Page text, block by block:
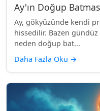
Ay'ın Doğup
Ay, gökyüzünde kendi
hissedilir. Bazen gündüz
neden doğup bat...
Daha Fazla Oku →